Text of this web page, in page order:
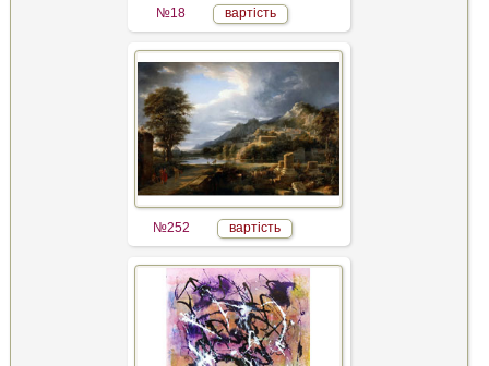
№18 вартість
№252 вартість